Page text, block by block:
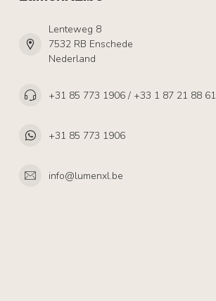
Lenteweg 8
7532 RB Enschede
Nederland
+31 85 773 1906 / +33 1 87 21 88 61
+31 85 773 1906
info@lumenxl.be